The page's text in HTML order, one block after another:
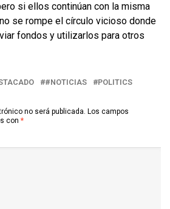
si ellos continúan con la misma
se rompe el círculo vicioso donde
fondos y utilizarlos para otros
#NOTICIAS POLITICS
no será publicada. Los campos
con *